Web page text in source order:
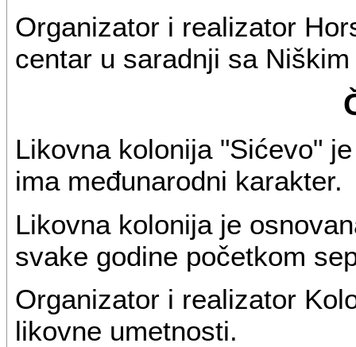
Organizator i realizator
centar u saradnji sa
Likovna kolonija "Sićevo"
ima međunarodni karakter.
Likovna kolonija je
svake godine početkom
Organizator i realizator
likovne umetnosti.